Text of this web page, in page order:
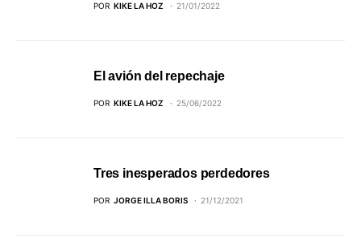
POR KIKE LA HOZ 21/01/2022
El avión del repechaje
POR KIKE LA HOZ 25/06/2022
Tres inesperados perdedores
POR JORGE ILLA BORIS 21/12/2021